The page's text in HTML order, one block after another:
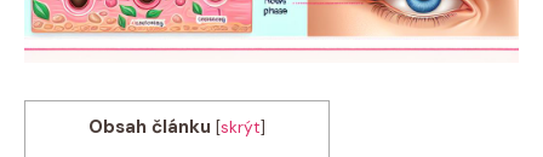
Obsah článku [skrýt]